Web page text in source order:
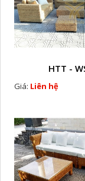
HTT -
Giá: Liên hệ